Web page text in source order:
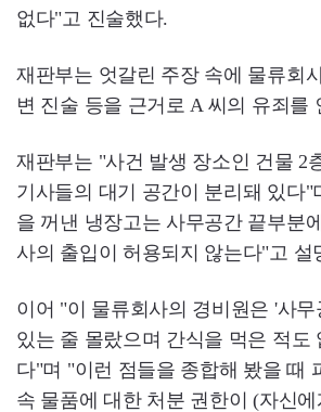
없다"고 진술했다.
재판부는 엇갈린 주장 속에 물류회
변 진술 등을 근거로 A 씨의 유죄를
재판부는 "사건 발생 장소인 건물 2
기사들의 대기 공간이 분리돼 있다"
을 꺼낸 냉장고는 사무공간 끝부분
사의 출입이 허용되지 않는다"고 설
이어 "이 물류회사의 경비원은 '사
있는 줄 몰랐으며 간식을 먹은 적도
다"며 "이런 점들을 종합해 봤을 때
속 물품에 대한 처분 권한이 (자신